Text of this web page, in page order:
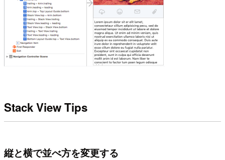
Stack View Tips
縦と横で並べ方を変更する